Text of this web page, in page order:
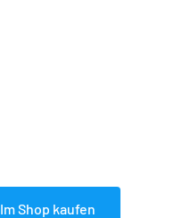
Im Shop kaufen